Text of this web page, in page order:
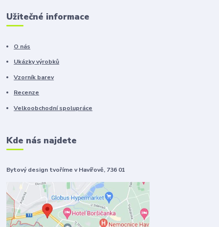
Užitečné informace
O nás
Ukázky výrobků
Vzorník barev
Recenze
Velkoobchodní spolupráce
Kde nás najdete
Bytový design tvoříme v Havířově, 736 01